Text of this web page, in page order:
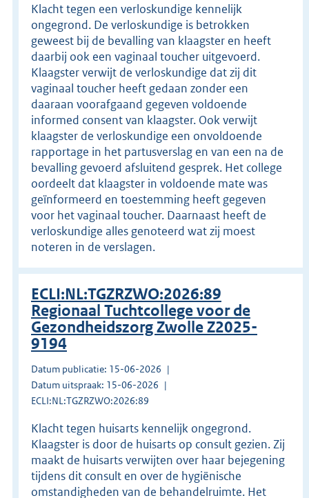
Klacht tegen een verloskundige kennelijk
ongegrond. De verloskundige is betrokken
geweest bij de bevalling van klaagster en heeft
daarbij ook een vaginaal toucher uitgevoerd.
Klaagster verwijt de verloskundige dat zij dit
vaginaal toucher heeft gedaan zonder een
daaraan voorafgaand gegeven voldoende
informed consent van klaagster. Ook verwijt
klaagster de verloskundige een onvoldoende
rapportage in het partusverslag en van een na de
bevalling gevoerd afsluitend gesprek. Het college
oordeelt dat klaagster in voldoende mate was
geïnformeerd en toestemming heeft gegeven
voor het vaginaal toucher. Daarnaast heeft de
verloskundige alles genoteerd wat zij moest
noteren in de verslagen.
ECLI:NL:TGZRZWO:2026:89
Regionaal Tuchtcollege voor de
Gezondheidszorg Zwolle Z2025-
9194
Datum publicatie: 15-06-2026
Datum uitspraak: 15-06-2026
ECLI:NL:TGZRZWO:2026:89
Klacht tegen huisarts kennelijk ongegrond.
Klaagster is door de huisarts op consult gezien. Zij
maakt de huisarts verwijten over haar bejegening
tijdens dit consult en over de hygiënische
omstandigheden van de behandelruimte. Het